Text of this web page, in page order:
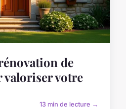
de
valoriser votre
13 min de lecture →